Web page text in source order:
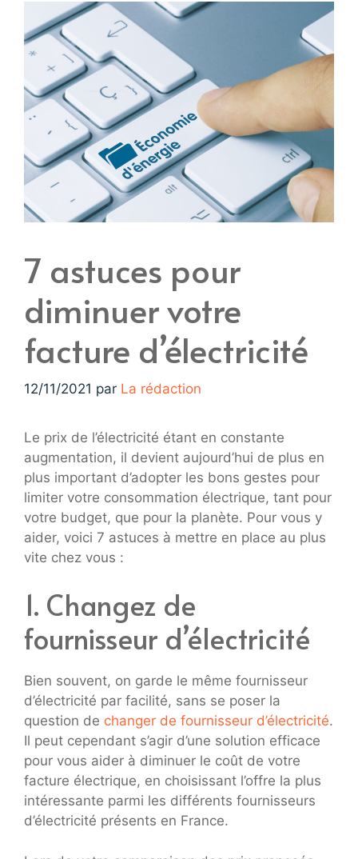
7 astuces pour
diminuer votre
facture d’électricité
12/11/2021 par La rédaction
Le prix de l’électricité étant en constante
augmentation, il devient aujourd’hui de plus en
plus important d’adopter les bons gestes pour
limiter votre consommation électrique, tant pour
votre budget, que pour la planète. Pour vous y
aider, voici 7 astuces à mettre en place au plus
vite chez vous :
1. Changez de
fournisseur d’électricité
Bien souvent, on garde le même fournisseur
d’électricité par facilité, sans se poser la
question de changer de fournisseur d’électricité.
Il peut cependant s’agir d’une solution efficace
pour vous aider à diminuer le coût de votre
facture électrique, en choisissant l’offre la plus
intéressante parmi les différents fournisseurs
d’électricité présents en France.